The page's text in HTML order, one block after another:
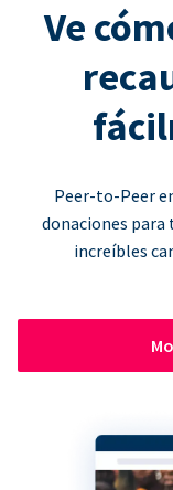
Ve
Peer-to-Peer
donaciones para
increíbles